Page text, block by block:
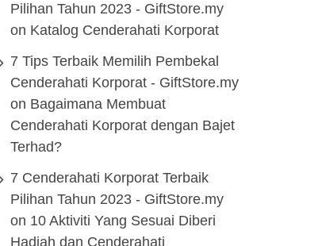
Pilihan Tahun 2023 - GiftStore.my
on Katalog Cenderahati Korporat
7 Tips Terbaik Memilih Pembekal
Cenderahati Korporat - GiftStore.my
on Bagaimana Membuat
Cenderahati Korporat dengan Bajet
Terhad?
7 Cenderahati Korporat Terbaik
Pilihan Tahun 2023 - GiftStore.my
on 10 Aktiviti Yang Sesuai Diberi
Hadiah dan Cenderahati